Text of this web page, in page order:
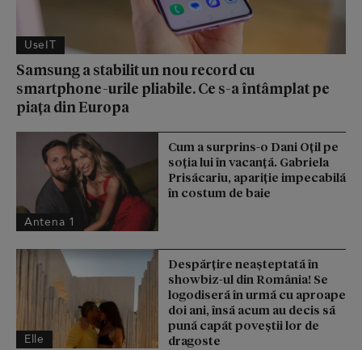
UseIT
Samsung a stabilit un nou record cu
smartphone-urile pliabile. Ce s-a întâmplat pe
piața din Europa
Antena 1
Cum a surprins-o Dani Oțil pe
soția lui în vacanță. Gabriela
Prisăcariu, apariție impecabilă
în costum de baie
Elle
Despărțire neașteptată în
showbiz-ul din România! Se
logodiseră în urmă cu aproape
doi ani, însă acum au decis să
pună capăt poveștii lor de
dragoste